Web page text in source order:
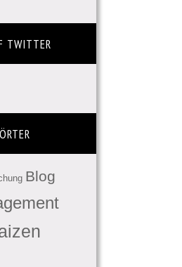
TWITTER
Blog